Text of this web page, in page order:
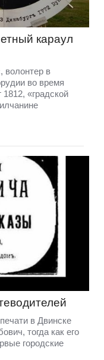
караул
волонтер в
во время
«градской
в Двинске
тогда как его
городские